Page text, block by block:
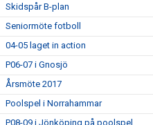
Skidspår B-plan
Seniormöte fotboll
04-05 laget in action
P06-07 i Gnosjö
Årsmöte 2017
Poolspel i Norrahammar
P08-09 i Jönköping på poolspel